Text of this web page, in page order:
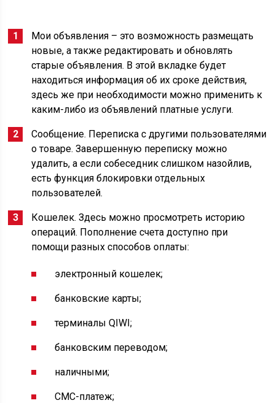
Мои объявления – это возможность размещать
новые, а также редактировать и обновлять
старые объявления. В этой вкладке будет
находиться информация об их сроке действия,
здесь же при необходимости можно применить к
каким-либо из объявлений платные услуги.
Сообщение. Переписка с другими пользователями
о товаре. Завершенную переписку можно
удалить, а если собеседник слишком назойлив,
есть функция блокировки отдельных
пользователей.
Кошелек. Здесь можно просмотреть историю
операций. Пополнение счета доступно при
помощи разных способов оплаты:
электронный кошелек;
банковские карты;
терминалы QIWI;
банковским переводом;
наличными;
СМС-платеж;